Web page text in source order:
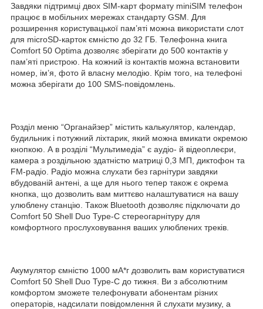
Завдяки підтримці двох SIM-карт формату miniSIM телефон
працює в мобільних мережах стандарту GSM. Для
розширення користувацької пам’яті можна використати слот
для microSD-карток ємністю до 32 ГБ. Телефонна книга
Comfort 50 Optima дозволяє зберігати до 500 контактів у
пам’яті пристрою. На кожний із контактів можна встановити
номер, ім’я, фото й власну мелодію. Крім того, на телефоні
можна зберігати до 100 SMS-повідомлень.
Розділ меню “Органайзер” містить калькулятор, календар,
будильник і потужний ліхтарик, який можна вмикати окремою
кнопкою. А в розділі “Мультимедіа” є аудіо- й відеоплеєри,
камера з роздільною здатністю матриці 0,3 МП, диктофон та
FM-радіо. Радіо можна слухати без гарнітури завдяки
вбудованій антені, а ще для нього тепер також є окрема
кнопка, що дозволить вам миттєво налаштуватися на вашу
улюблену станцію. Також Bluetooth дозволяє підключати до
Comfort 50 Shell Duo Type-C стереогарнітуру для
комфортного прослуховування ваших улюблених треків.
Акумулятор ємністю 1000 мА*г дозволить вам користуватися
Comfort 50 Shell Duo Type-C до тижня. Ви з абсолютним
комфортом зможете телефонувати абонентам різних
операторів, надсилати повідомлення й слухати музику, а